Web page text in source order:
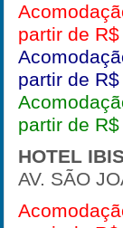
partir de
partir de
partir de
HOTEL
AV. SÃO